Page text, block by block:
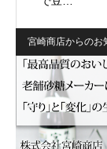
宮崎商店からのお